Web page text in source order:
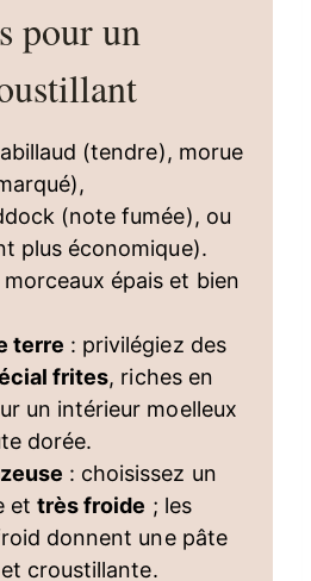
pour un
(tendre), morue
(note fumée), ou
plus économique).
morceaux épais et bien
terre : privilégiez des
frites, riches en
un intérieur moelleux
dorée.
: choisissez un
ettrès froide ; les
donnent une pâte
croustillante.